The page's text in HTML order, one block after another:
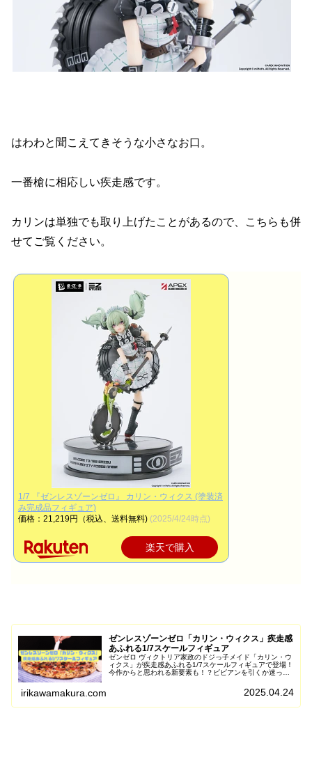
はわわと聞こえてきそうな小さなお口。
一番槍に相応しい疾走感です。
カリンは単独でも取り上げたことがあるので、こちらも併
せてご覧ください。
1/7 『ゼンレスゾーンゼロ』 カリン・ウィクス (塗装済
み完成品フィギュア)
価格：21,219円（税込、送料無料) (2025/4/24時点)
楽天で購入
ゼンレスゾーンゼロ「カリン・ウィクス」疾走感
あふれる1/7スケールフィギュア
ゼンゼロ ヴィクトリア家政のドジっ子メイド「カリン・ウ
ィクス」が疾走感あふれる1/7スケールフィギュアで登場！
今作からと思われる新要素も！？ビビアンを引くか迷って
irikawamakura.com 2025.04.24